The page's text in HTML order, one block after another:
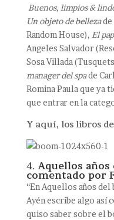
Buenos, limpios &
Un objeto de belleza
Random House), El
Angeles Salvador
Sosa Villada
manager del spade
Romina Paula que ya
que entrar en la
Y aquí, los libros
4. Aquellos años
comentado por
“En Aquellos años
Ayén escribe algo así
quiso saber sobre el